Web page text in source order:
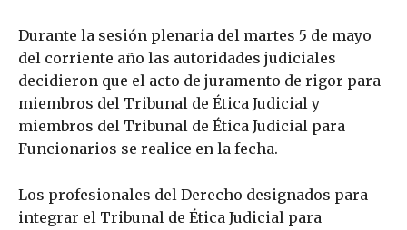
Durante la sesión plenaria del martes 5 de mayo
del corriente año las autoridades judiciales
decidieron que el acto de juramento de rigor para
miembros del Tribunal de Ética Judicial y
miembros del Tribunal de Ética Judicial para
Funcionarios se realice en la fecha.
Los profesionales del Derecho designados para
integrar el Tribunal de Ética Judicial para